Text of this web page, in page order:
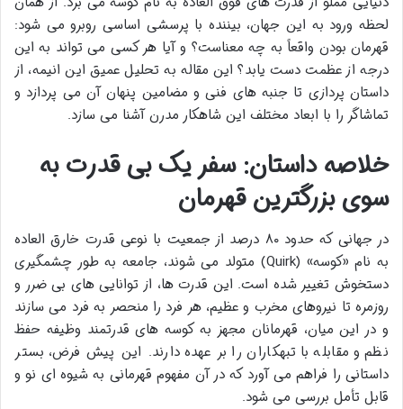
لحظه ورود به این جهان، بیننده با پرسشی اساسی روبرو می شود:
قهرمان بودن واقعاً به چه معناست؟ و آیا هر کسی می تواند به این
درجه از عظمت دست یابد؟ این مقاله به تحلیل عمیق این انیمه، از
داستان پردازی تا جنبه های فنی و مضامین پنهان آن می پردازد و
تماشاگر را با ابعاد مختلف این شاهکار مدرن آشنا می سازد.
خلاصه داستان: سفر یک بی قدرت به
سوی بزرگترین قهرمان
در جهانی که حدود ۸۰ درصد از جمعیت با نوعی قدرت خارق العاده
به نام «کوسه» (Quirk) متولد می شوند، جامعه به طور چشمگیری
دستخوش تغییر شده است. این قدرت ها، از توانایی های بی ضرر و
روزمره تا نیروهای مخرب و عظیم، هر فرد را منحصر به فرد می سازند
و در این میان، قهرمانان مجهز به کوسه های قدرتمند وظیفه حفظ
نظم و مقابله با تبهکاران را بر عهده دارند. این پیش فرض، بستر
داستانی را فراهم می آورد که در آن مفهوم قهرمانی به شیوه ای نو و
قابل تأمل بررسی می شود.